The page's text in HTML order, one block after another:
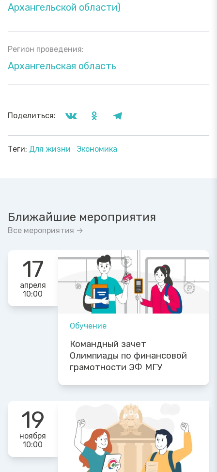
Архангельской области)
Регион проведения:
Архангельская область
Поделиться:
Теги: Для жизни Экономика
Ближайшие мероприятия
Все мероприятия →
17
апреля
10:00
Обучение
Командный зачет
Олимпиады по финансовой
грамотности ЭФ МГУ
19
ноября
10:00